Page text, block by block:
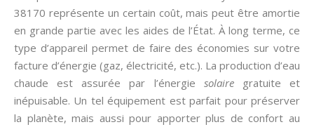
38170 représente un certain coût, mais peut être amortie
en grande partie avec les aides de l’État. À long terme, ce
type d’appareil permet de faire des économies sur votre
facture d’énergie (gaz, électricité, etc.). La production d’eau
chaude est assurée par l’énergie solairegratuite et
inépuisable. Un tel équipement est parfait pour préserver
la planète, mais aussi pour apporter plus de confort au